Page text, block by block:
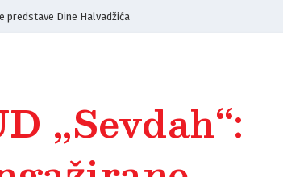
predstave Dine Halvadžića
„Sevdah“: